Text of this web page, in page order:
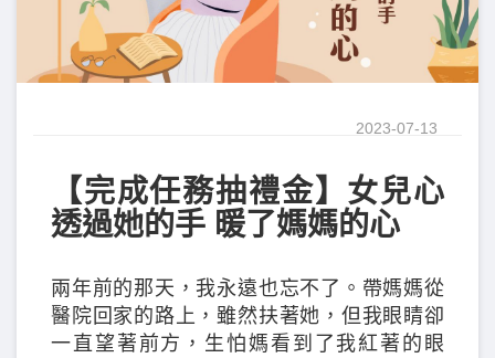
2023-07-13
【完成任務抽禮金】女兒心
透過她的手 暖了媽媽的心
兩年前的那天，我永遠也忘不了。帶媽媽從
醫院回家的路上，雖然扶著她，但我眼睛卻
一直望著前方，生怕媽看到了我紅著的眼